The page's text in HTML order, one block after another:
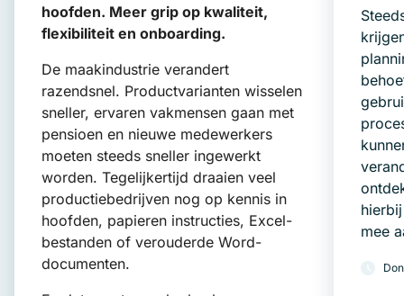
hoofden. Meer grip op kwaliteit,
flexibiliteit en onboarding.
De maakindustrie verandert
razendsnel. Productvarianten wisselen
sneller, ervaren vakmensen gaan met
pensioen en nieuwe medewerkers
moeten steeds sneller ingewerkt
worden. Tegelijkertijd draaien veel
productiebedrijven nog op kennis in
hoofden, papieren instructies, Excel-
bestanden of verouderde Word-
documenten.
mee